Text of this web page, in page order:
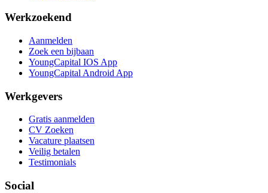
Werkzoekend
Aanmelden
Zoek een bijbaan
YoungCapital IOS App
YoungCapital Android App
Werkgevers
Gratis aanmelden
CV Zoeken
Vacature plaatsen
Veilig betalen
Testimonials
Social